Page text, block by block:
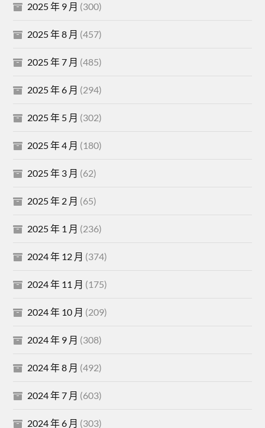
2025 年 9 月 (300)
2025 年 8 月 (457)
2025 年 7 月 (485)
2025 年 6 月 (294)
2025 年 5 月 (302)
2025 年 4 月 (180)
2025 年 3 月 (62)
2025 年 2 月 (65)
2025 年 1 月 (236)
2024 年 12 月 (374)
2024 年 11 月 (175)
2024 年 10 月 (209)
2024 年 9 月 (308)
2024 年 8 月 (492)
2024 年 7 月 (603)
2024 年 6 月 (303)